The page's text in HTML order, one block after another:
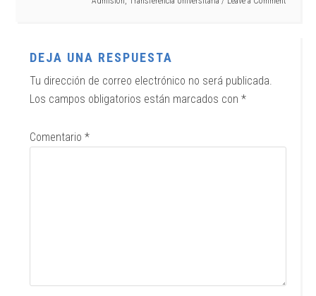
DEJA UNA RESPUESTA
Tu dirección de correo electrónico no será publicada.
Los campos obligatorios están marcados con*
Comentario*